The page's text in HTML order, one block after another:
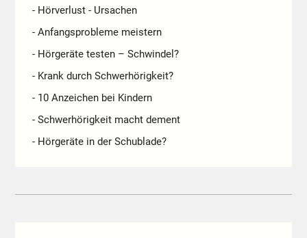
- Hörverlust - Ursachen
- Anfangsprobleme meistern
- Hörgeräte testen – Schwindel?
- Krank durch Schwerhörigkeit?
- 10 Anzeichen bei Kindern
- Schwerhörigkeit macht dement
- Hörgeräte in der Schublade?